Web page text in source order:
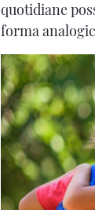
quotidiane
forma